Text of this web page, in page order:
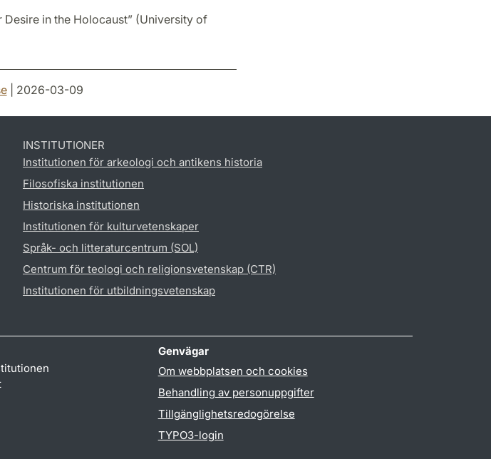
in the Holocaust” (University of
| 2026-03-09
INSTITUTIONER
Institutionen för arkeologi och antikens historia
Filosofiska institutionen
Historiska institutionen
Institutionen för kulturvetenskaper
Språk- och litteraturcentrum (SOL)
Centrum för teologi och religionsvetenskap (CTR)
Institutionen för utbildningsvetenskap
Genvägar
Om webbplatsen och cookies
Behandling av personuppgifter
Tillgänglighetsredogörelse
TYPO3-login